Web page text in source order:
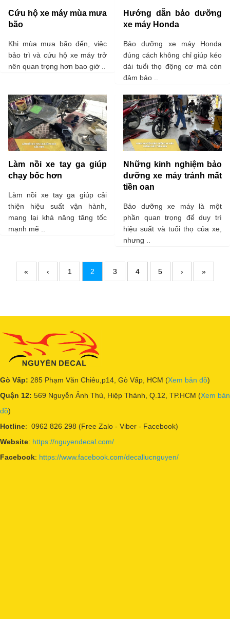
Cứu hộ xe máy mùa mưa
bão
Khi mùa mưa bão đến, việc
bảo trì và cứu hộ xe máy trở
nên quan trọng hơn bao giờ ..
Hướng dẫn bảo dưỡng
xe máy Honda
Bảo dưỡng xe máy Honda
đúng cách không chỉ giúp kéo
dài tuổi thọ động cơ mà còn
đảm bảo ..
Làm nồi xe tay ga giúp
chạy bốc hơn
Làm nồi xe tay ga giúp cải
thiện hiệu suất vận hành,
mang lại khả năng tăng tốc
mạnh mẽ ..
Những kinh nghiệm bảo
dưỡng xe máy tránh mất
tiền oan
Bảo dưỡng xe máy là một
phần quan trọng để duy trì
hiệu suất và tuổi thọ của xe,
nhưng ..
« ‹ 1 2 3 4 5 › »
Gò Vấp: 285 Phạm Văn Chiêu,p14, Gò Vấp, HCM (Xem bản đồ)
Quận 12: 569 Nguyễn Ảnh Thủ, Hiệp Thành, Q.12, TP.HCM (Xem bản
đồ)
Hotline: 0962 826 298 (Free Zalo - Viber - Facebook)
Website: https://nguyendecal.com/
Facebook: https://www.facebook.com/decallucnguyen/